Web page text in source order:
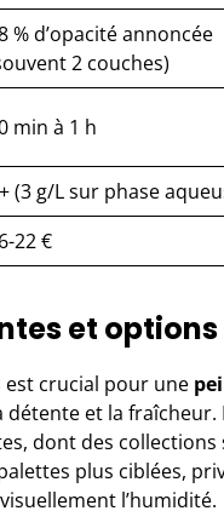
% d’opacité annoncée
2 couches)
min à 1 h
(3 g/L sur phase
22 €
et
est crucial pour une
détente et la
dont des
plus ciblées,
l’humidité.